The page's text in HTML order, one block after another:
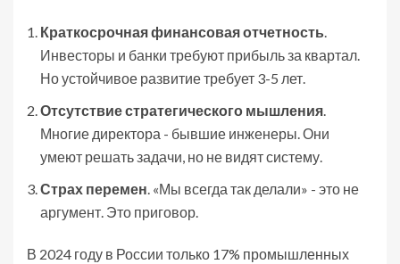
Краткосрочная финансовая отчетность.
Инвесторы и банки требуют прибыль за квартал.
Но устойчивое развитие требует 3-5 лет.
Отсутствие стратегического мышления.
Многие директора - бывшие инженеры. Они
умеют решать задачи, но не видят систему.
Страх перемен. «Мы всегда так делали» - это не
аргумент. Это приговор.
В 2024 году в России только 17% промышленных